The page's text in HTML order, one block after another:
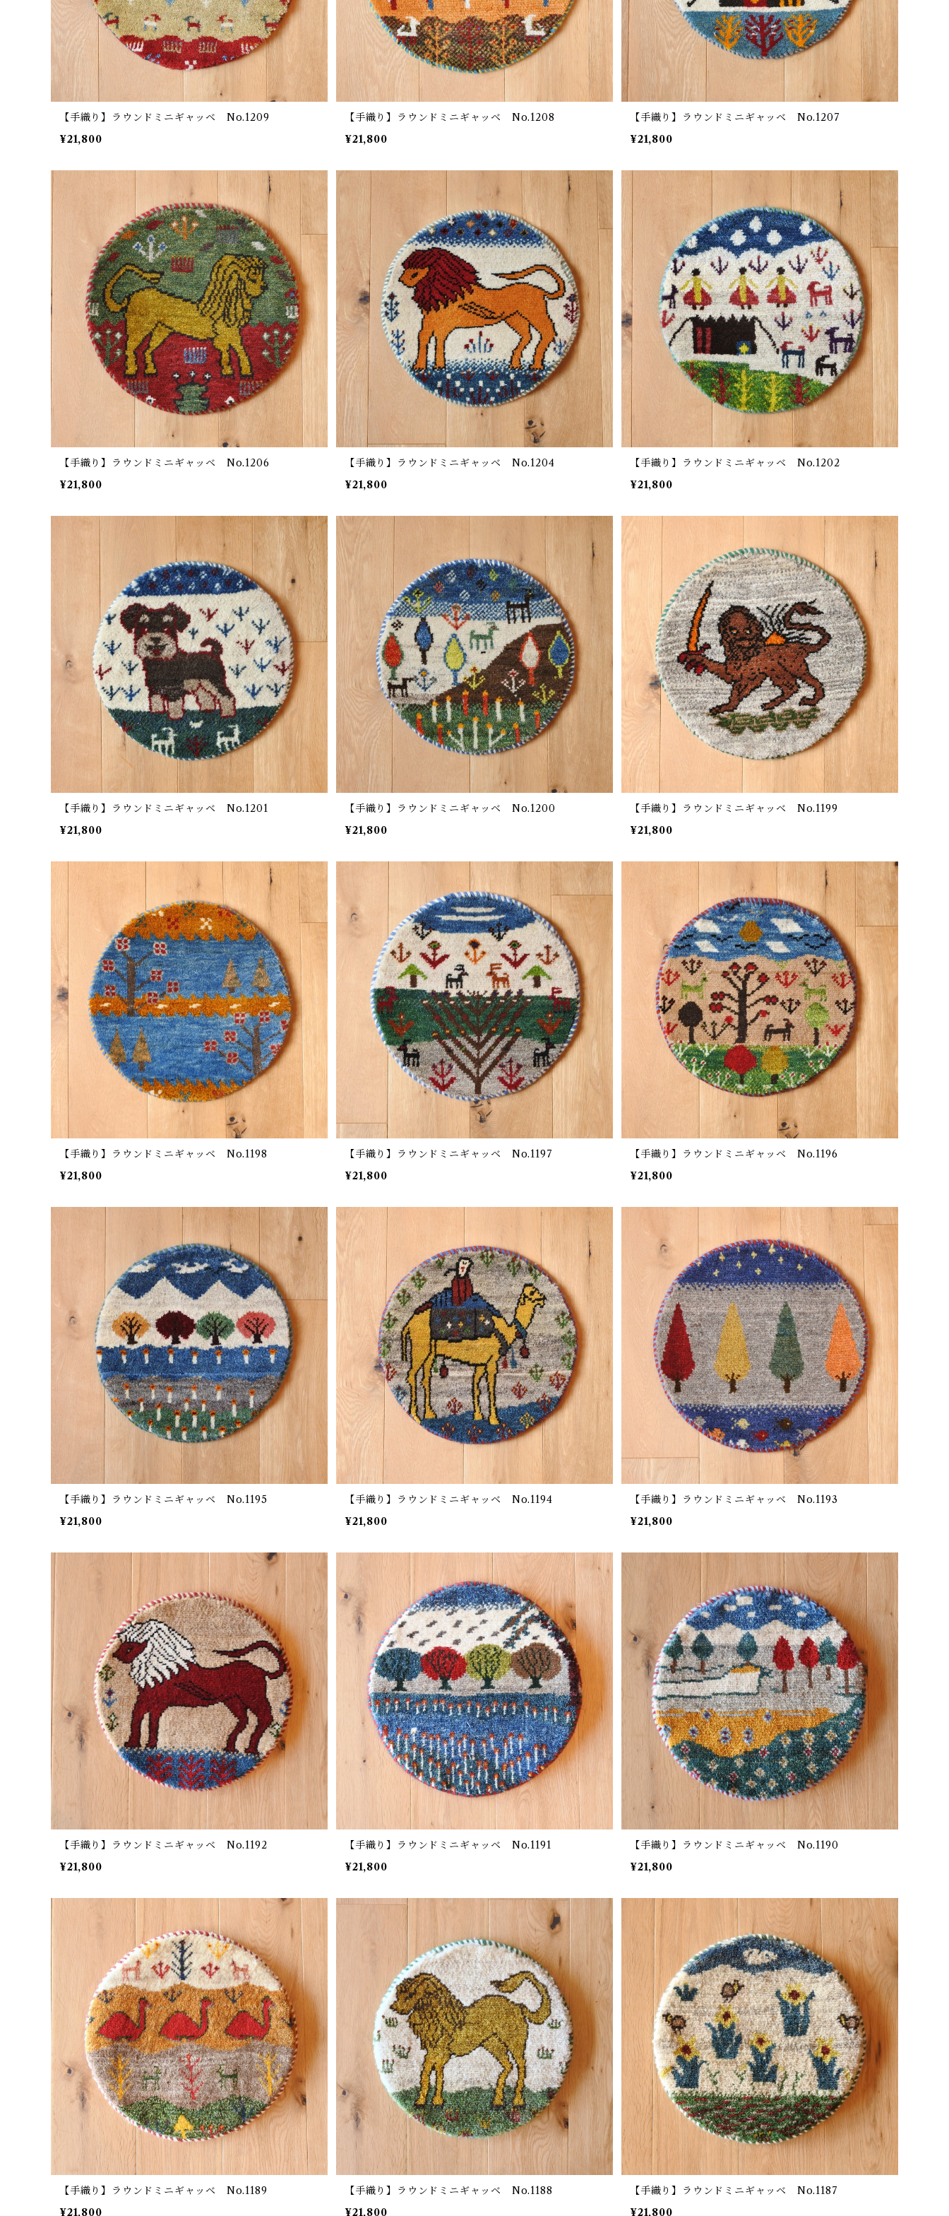
【手織り】ラウンドミニギャッベ No.1209
¥21,800
【手織り】ラウンドミニギャッベ No.1208
¥21,800
【手織り】ラウンドミニギャッベ No.1207
¥21,800
【手織り】ラウンドミニギャッベ No.1206
¥21,800
【手織り】ラウンドミニギャッベ No.1204
¥21,800
【手織り】ラウンドミニギャッベ No.1202
¥21,800
【手織り】ラウンドミニギャッベ No.1201
¥21,800
【手織り】ラウンドミニギャッベ No.1200
¥21,800
【手織り】ラウンドミニギャッベ No.1199
¥21,800
【手織り】ラウンドミニギャッベ No.1198
¥21,800
【手織り】ラウンドミニギャッベ No.1197
¥21,800
【手織り】ラウンドミニギャッベ No.1196
¥21,800
【手織り】ラウンドミニギャッベ No.1195
¥21,800
【手織り】ラウンドミニギャッベ No.1194
¥21,800
【手織り】ラウンドミニギャッベ No.1193
¥21,800
【手織り】ラウンドミニギャッベ No.1192
¥21,800
【手織り】ラウンドミニギャッベ No.1191
¥21,800
【手織り】ラウンドミニギャッベ No.1190
¥21,800
【手織り】ラウンドミニギャッベ No.1189
¥21,800
【手織り】ラウンドミニギャッベ No.1188
¥21,800
【手織り】ラウンドミニギャッベ No.1187
¥21,800